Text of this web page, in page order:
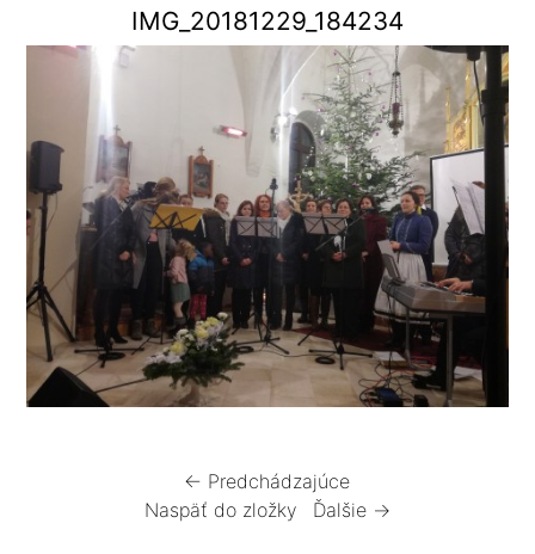
IMG_20181229_184234
← Predchádzajúce
Naspäť do zložky
Ďalšie →